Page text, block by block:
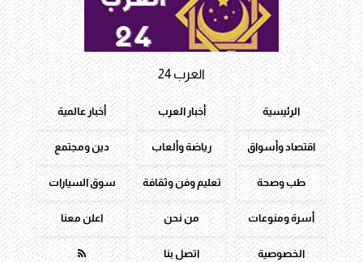
العرب 24
الرئيسية أخبار العرب أخبار عالمية
اقتصاد وأسواق رياضة وألعاب دين ومجتمع
طب وصحة تعليم وفن وثقافة سوق السيارات
أسرة ومنوعات من نحن اعلن معنا
الخصوصية اتصل بنا 